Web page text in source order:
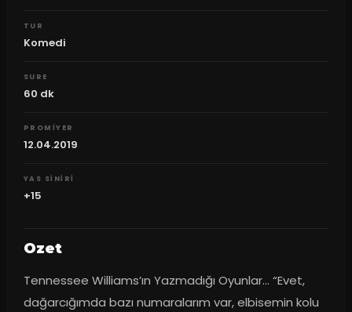
TUR
Komedi
SURE
60 dk
PROMIYER
12.04.2019
YAS SINIRI
+15
Ozet
Tennessee Williams’ın Yazmadığı Oyunlar... “Evet,
dağarcığımda bazı numaralarım var, elbisemin kolu